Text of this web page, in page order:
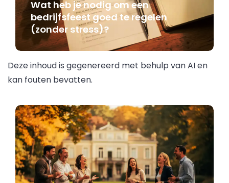
Wat heb je nodig om een
bedrijfsfeest goed te regelen
(zonder stress)?
Deze inhoud is gegenereerd met behulp van AI en
kan fouten bevatten.